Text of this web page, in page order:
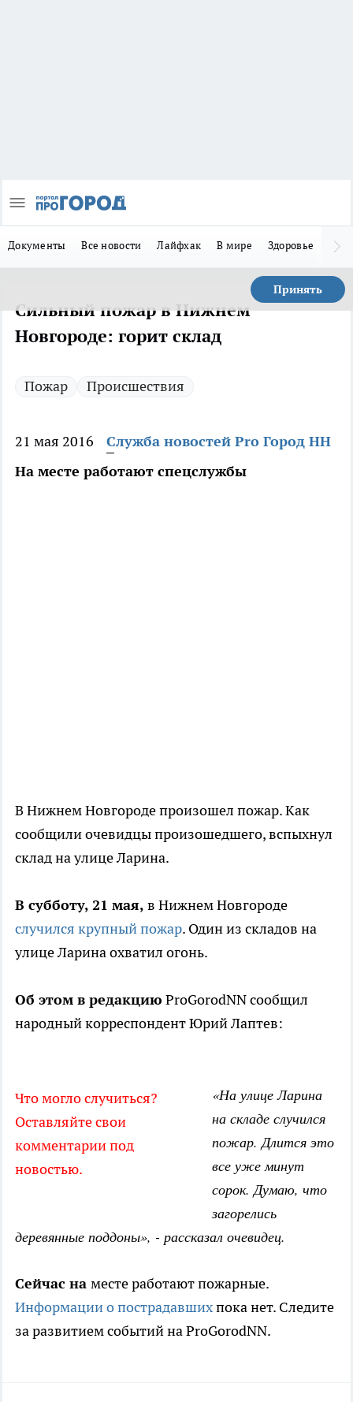
Документы Все новости Лайфхак В мире Здоровье
Принять
Сильный пожар в Нижнем
Новгороде: горит склад
Пожар Происшествия
21 мая 2016
Служба новостей Pro Город НН
На месте работают спецслужбы
В Нижнем Новгороде произошел пожар. Как
сообщили очевидцы произошедшего, вспыхнул
склад на улице Ларина.
В субботу, 21 мая, в Нижнем Новгороде
случился крупный пожар. Один из складов на
улице Ларина охватил огонь.
Об этом в редакцию ProGorodNN сообщил
народный корреспондент Юрий Лаптев:
Что могло случиться?
Оставляйте свои
комментарии под
новостью.
«На улице Ларина
на складе случился
пожар. Длится это
все уже минут
сорок. Думаю, что
загорелись
деревянные поддоны», - рассказал очевидец.
Сейчас на месте работают пожарные.
Информации о пострадавшихпока нет. Следите
за развитием событий на ProGorodNN.